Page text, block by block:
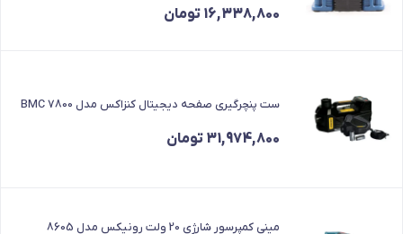
16,338,800 تومان
ست پنچرگیری صفحه دیجیتال کنزاکس مدل 7800 BMC
31,974,800 تومان
مینی کمپرسور شارژی 20 ولت رونیکس مدل 8605